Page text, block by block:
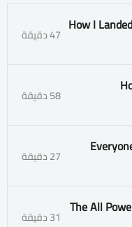
1. How I 47 دقيقة
58 دقيقة
3. 27 دقيقة
4. The All 31 دقيقة